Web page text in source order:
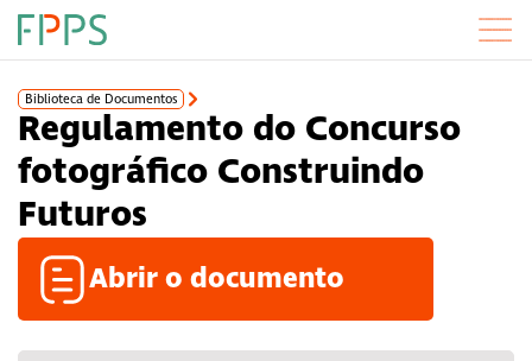
Biblioteca de Documentos
Regulamento do Concurso
fotográfico Construindo
Futuros
Abrir o documento